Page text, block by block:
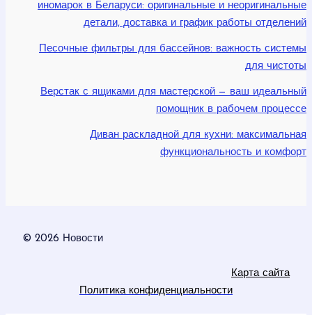
иномарок в Беларуси: оригинальные и неоригинальные
детали, доставка и график работы отделений
Песочные фильтры для бассейнов: важность системы
для чистоты
Верстак с ящиками для мастерской — ваш идеальный
помощник в рабочем процессе
Диван раскладной для кухни: максимальная
функциональность и комфорт
© 2026 Новости
Карта сайта
Политика конфиденциальности